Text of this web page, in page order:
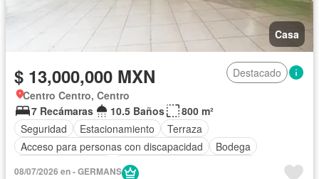
Casa
$ 13,000,000 MXN
Destacado
Centro Centro, Centro
7 Recámaras
10.5 Baños
800 m²
Seguridad
Estacionamiento
Terraza
Acceso para personas con discapacidad
Bodega
Circuito cerrado de televisión
08/07/2026 en - GERMANS